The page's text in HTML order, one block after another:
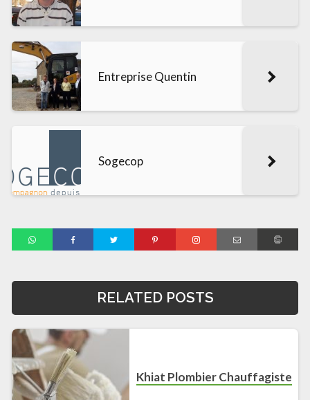
Entreprise Quentin
Sogecop
RELATED POSTS
Khiat Plombier Chauffagiste